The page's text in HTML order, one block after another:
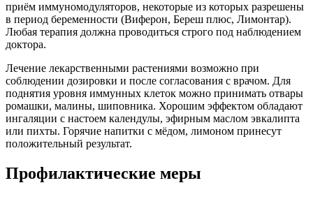
приём иммуномодуляторов, некоторые из которых разрешены
в период беременности (Виферон, Береш плюс, Лимонтар).
Любая терапия должна проводиться строго под наблюдением
доктора.
Лечение лекарственными растениями возможно при
соблюдении дозировки и после согласования с врачом. Для
поднятия уровня иммунных клеток можно принимать отвары
ромашки, малины, шиповника. Хорошим эффектом обладают
ингаляции с настоем календулы, эфирным маслом эвкалипта
или пихты. Горячие напитки с мёдом, лимоном принесут
положительный результат.
Профилактические меры